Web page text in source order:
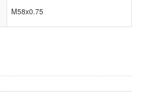
M58x0.75